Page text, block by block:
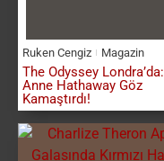
Ruken Cengiz Magazin
The Odyssey Londra’da:
Anne Hathaway Göz
Kamaştırdı!